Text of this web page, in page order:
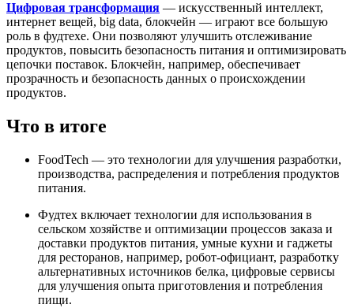
Цифровая трансформация — искусственный интеллект,
интернет вещей, big data, блокчейн — играют все большую
роль в фудтехе. Они позволяют улучшить отслеживание
продуктов, повысить безопасность питания и оптимизировать
цепочки поставок. Блокчейн, например, обеспечивает
прозрачность и безопасность данных о происхождении
продуктов.
Что в итоге
FoodTech — это технологии для улучшения разработки,
производства, распределения и потребления продуктов
питания.
Фудтех включает технологии для использования в
сельском хозяйстве и оптимизации процессов заказа и
доставки продуктов питания, умные кухни и гаджеты
для ресторанов, например, робот-официант, разработку
альтернативных источников белка, цифровые сервисы
для улучшения опыта приготовления и потребления
пищи.